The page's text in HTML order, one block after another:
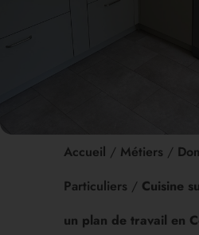
Accueil / Métiers /
Particuliers / Cuisine
un plan de travail en